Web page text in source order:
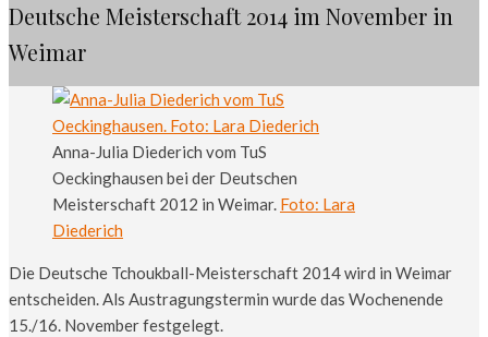
Deutsche Meisterschaft 2014 im November in
Weimar
Anna-Julia Diederich vom TuS
Oeckinghausen bei der Deutschen
Meisterschaft 2012 in Weimar. Foto: Lara
Diederich
Die Deutsche Tchoukball-Meisterschaft 2014 wird in Weimar
entscheiden. Als Austragungstermin wurde das Wochenende
15./16. November festgelegt.